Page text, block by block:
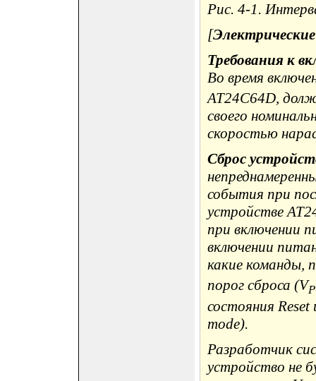
Рис. 4-1.
[
Требования к
Во время
AT24C64D,
своего
скоростью
Сброс
события при
устройстве
при включении
включении
какие команды,
порог сброса (V
состояния
mode).
Разработчик
устройство не